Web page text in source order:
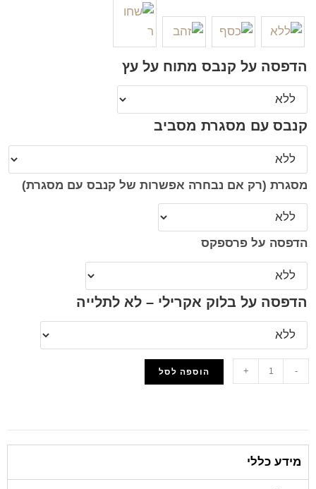
הדפסה על קנבס מתוח על עץ
קנבס עם מסגרת מסביב
מסגרת (רק אם נבחרה אפשרות של קנבס עם מסגרת)
הדפסה על פרספקס
הדפסה על בלוק אקרילי – לא לתלייה
-
+ הוספה לסל
מידע כללי